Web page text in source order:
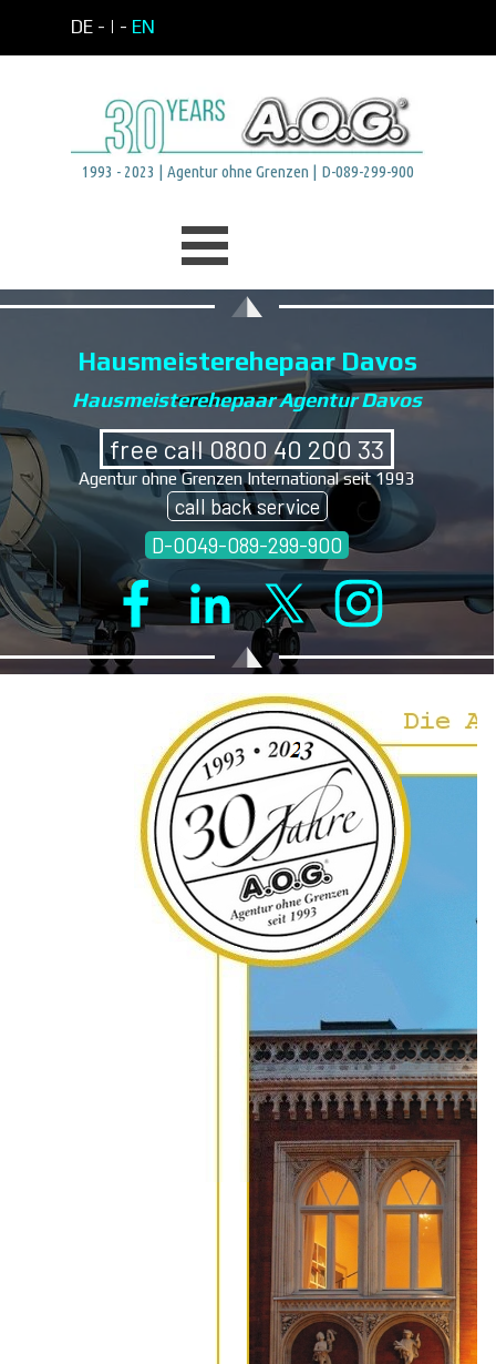
DE - | - EN
1993 - 2023 | Agentur ohne Grenzen | D-089-299-900
Hausmeisterehepaar Davos
Hausmeisterehepaar Agentur Davos
free call 0800 40 200 33
Agentur ohne Grenzen International seit 1993
call back service
D-0049-089-299-900